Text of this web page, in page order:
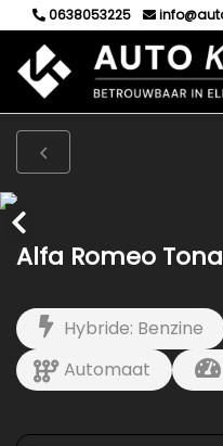
0638053225
Alfa Romeo
Hybride: Benzine
Automaat